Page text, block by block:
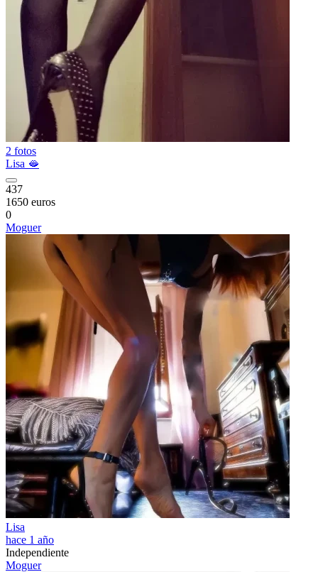
2 fotos
Lisa 🫦
437
1650 euros
0
Moguer
Lisa
hace 1 año
Independiente
Moguer